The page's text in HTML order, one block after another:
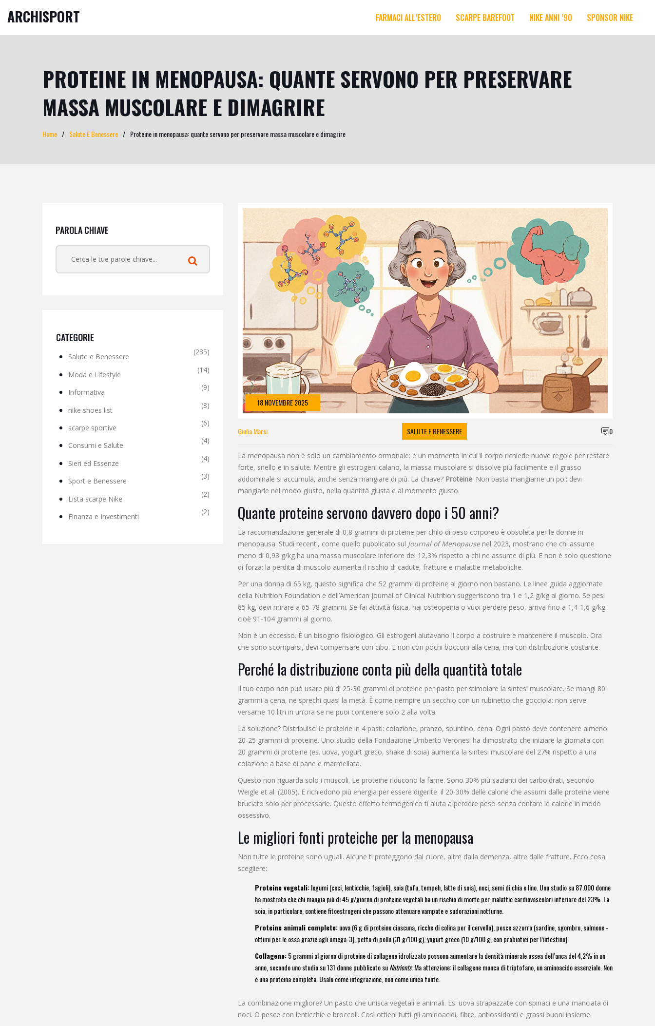
ARCHISPORT FARMACI ALL’ESTERO SCARPE BAREFOOT NIKE ANNI ’90 SPONSOR NIKE
PROTEINE IN MENOPAUSA: QUANTE SERVONO PER PRESERVARE
MASSA MUSCOLARE E DIMAGRIRE
Home Salute E Benessere Proteine in menopausa: quante servono per preservare massa muscolare e dimagrire
PAROLA CHIAVE
CATEGORIE
Salute e Benessere
(235)
Moda e Lifestyle
(14)
Informativa
(9)
nike shoes list
(8)
scarpe sportive
(6)
Consumi e Salute
(4)
Sieri ed Essenze
(4)
Sport e Benessere
(3)
Lista scarpe Nike
(2)
Finanza e Investimenti
(2)
18 NOVEMBRE 2025
Giulia Marsi SALUTE E BENESSERE 0
La menopausa non è solo un cambiamento ormonale: è un momento in cui il corpo richiede nuove regole per restare
forte, snello e in salute. Mentre gli estrogeni calano, la massa muscolare si dissolve più facilmente e il grasso
addominale si accumula, anche senza mangiare di più. La chiave? Proteine. Non basta mangiarne un po': devi
mangiarle nel modo giusto, nella quantità giusta e al momento giusto.
Quante proteine servono davvero dopo i 50 anni?
La raccomandazione generale di 0,8 grammi di proteine per chilo di peso corporeo è obsoleta per le donne in
menopausa. Studi recenti, come quello pubblicato sul Journal of Menopausenel 2023, mostrano che chi assume
meno di 0,93 g/kg ha una massa muscolare inferiore del 12,3% rispetto a chi ne assume di più. E non è solo questione
di forza: la perdita di muscolo aumenta il rischio di cadute, fratture e malattie metaboliche.
Per una donna di 65 kg, questo significa che 52 grammi di proteine al giorno non bastano. Le linee guida aggiornate
della Nutrition Foundation e dell’American Journal of Clinical Nutrition suggeriscono tra 1 e 1,2 g/kg al giorno. Se pesi
65 kg, devi mirare a 65-78 grammi. Se fai attività fisica, hai osteopenia o vuoi perdere peso, arriva fino a 1,4-1,6 g/kg:
cioè 91-104 grammi al giorno.
Non è un eccesso. È un bisogno fisiologico. Gli estrogeni aiutavano il corpo a costruire e mantenere il muscolo. Ora
che sono scomparsi, devi compensare con cibo. E non con pochi bocconi alla cena, ma con distribuzione costante.
Perché la distribuzione conta più della quantità totale
Il tuo corpo non può usare più di 25-30 grammi di proteine per pasto per stimolare la sintesi muscolare. Se mangi 80
grammi a cena, ne sprechi quasi la metà. È come riempire un secchio con un rubinetto che gocciola: non serve
versarne 10 litri in un’ora se ne puoi contenere solo 2 alla volta.
La soluzione? Distribuisci le proteine in 4 pasti: colazione, pranzo, spuntino, cena. Ogni pasto deve contenere almeno
20-25 grammi di proteine. Uno studio della Fondazione Umberto Veronesi ha dimostrato che iniziare la giornata con
20 grammi di proteine (es. uova, yogurt greco, shake di soia) aumenta la sintesi muscolare del 27% rispetto a una
colazione a base di pane e marmellata.
Questo non riguarda solo i muscoli. Le proteine riducono la fame. Sono 30% più sazianti dei carboidrati, secondo
Weigle et al. (2005). E richiedono più energia per essere digerite: il 20-30% delle calorie che assumi dalle proteine viene
bruciato solo per processarle. Questo effetto termogenico ti aiuta a perdere peso senza contare le calorie in modo
ossessivo.
Le migliori fonti proteiche per la menopausa
Non tutte le proteine sono uguali. Alcune ti proteggono dal cuore, altre dalla demenza, altre dalle fratture. Ecco cosa
scegliere:
Proteine vegetali:legumi (ceci, lenticchie, fagioli), soia (tofu, tempeh, latte di soia), noci, semi di chia e lino. Uno studio su 87.000 donne
ha mostrato che chi mangia più di 45 g/giorno di proteine vegetali ha un rischio di morte per malattie cardiovascolari inferiore del 23%. La
soia, in particolare, contiene fitoestrogeni che possono attenuare vampate e sudorazioni notturne.
Proteine animali complete:uova (6 g di proteine ciascuna, ricche di colina per il cervello), pesce azzurro (sardine, sgombro, salmone -
ottimi per le ossa grazie agli omega-3), petto di pollo (31 g/100 g), yogurt greco (10 g/100 g, con probiotici per l’intestino).
Collagene:5 grammi al giorno di proteine di collagene idrolizzato possono aumentare la densità minerale ossea dell’anca del 4,2% in un
anno, secondo uno studio su 131 donne pubblicato suNutrients. Ma attenzione: il collagene manca di triptofano, un aminoacido essenziale. Non
è una proteina completa. Usalo come integrazione, non come unica fonte.
La combinazione migliore? Un pasto che unisca vegetali e animali. Es: uova strapazzate con spinaci e una manciata di
noci. O pesce con lenticchie e broccoli. Così ottieni tutti gli aminoacidi, fibre, antiossidanti e grassi buoni insieme.